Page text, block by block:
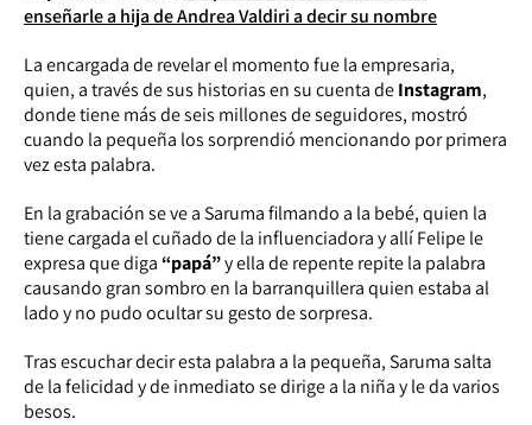
enseñarle a hija de Andrea Valdiri a decir su nombre
La encargada de revelar el momento fue la empresaria,
quien, a través de sus historias en su cuenta deInstagram,
donde tiene más de seis millones de seguidores, mostró
cuando la pequeña los sorprendió mencionando por primera
vez esta palabra.
En la grabación se ve a Saruma filmando a la bebé, quien la
tiene cargada el cuñado de la influenciadora y allí Felipe le
expresa que diga“papá”y ella de repente repite la palabra
causando gran sombro en la barranquillera quien estaba al
lado y no pudo ocultar su gesto de sorpresa.
Tras escuchar decir esta palabra a la pequeña, Saruma salta
de la felicidad y de inmediato se dirige a la niña y le da varios
besos.